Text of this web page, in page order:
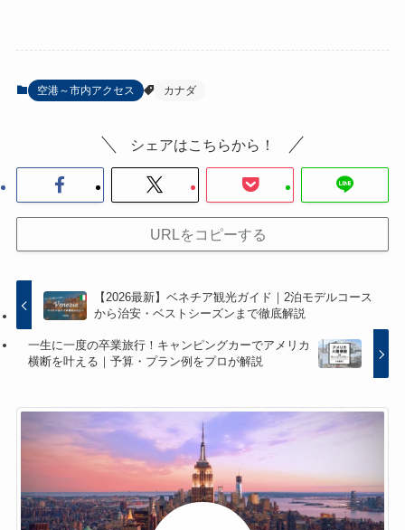
空港～市内アクセス カナダ
シェアはこちらから！
URLをコピーする
【2026最新】ベネチア観光ガイド｜2泊モデルコース
から治安・ベストシーズンまで徹底解説
一生に一度の卒業旅行！キャンピングカーでアメリカ
横断を叶える｜予算・プラン例をプロが解説